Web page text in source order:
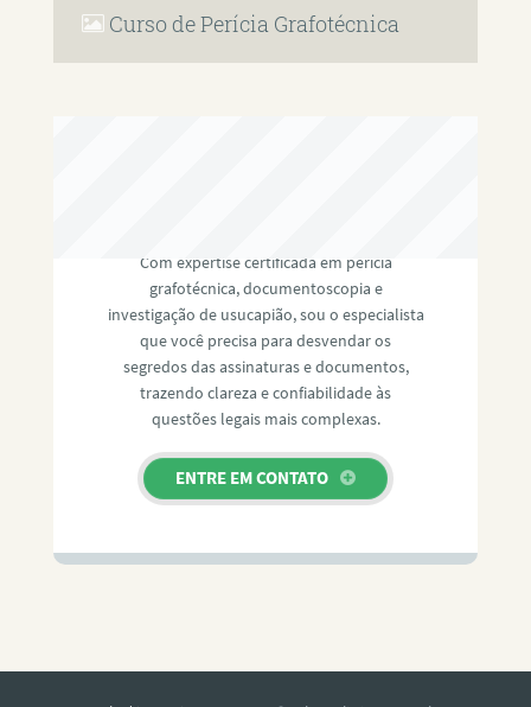
Curso de Perícia Grafotécnica
Com expertise certificada em perícia
grafotécnica, documentoscopia e
investigação de usucapião, sou o especialista
que você precisa para desvendar os
segredos das assinaturas e documentos,
trazendo clareza e confiabilidade às
questões legais mais complexas.
ENTRE EM CONTATO